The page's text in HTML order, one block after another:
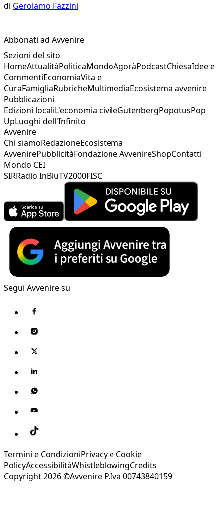
di Gerolamo Fazzini
Abbonati ad Avvenire
Sezioni del sito
HomeAttualitàPoliticaMondoAgoràPodcastChiesaIdee e
CommentiEconomiaVita e
CuraFamigliaRubricheMultimediaEcosistema avvenire
Pubblicazioni
Edizioni localiL'economia civileGutenbergPopotusPop
UpLuoghi dell'Infinito
Avvenire
Chi siamoRedazioneEcosistema
AvvenirePubblicitàFondazione AvvenireShopContatti
Mondo CEI
SIRRadio InBluTV2000FISC
Segui Avvenire su
Termini e CondizioniPrivacy e Cookie
PolicyAccessibilitàWhistleblowingCredits
Copyright 2026 ©Avvenire P.Iva 00743840159